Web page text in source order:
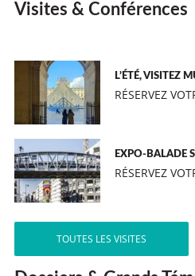
Visites & Conférences
L’ÉTÉ, VISITEZ
RÉSERVEZ
EXPO-BALADE
RÉSERVEZ
TOUTES LES VISITES